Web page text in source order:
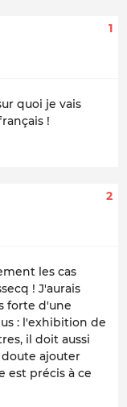
1
quoi je vais
!
2
les cas
! J'aurais
forte d'une
: l'exhibition de
il doit aussi
ajouter
est précis à ce